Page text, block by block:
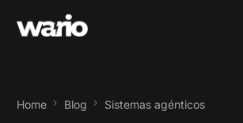
Home Blog Sistemas agénticos